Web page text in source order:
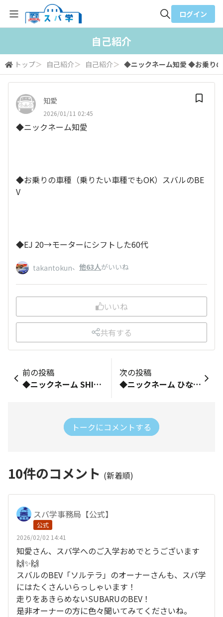
検索
ログイン
自己紹介
トップ＞ 自己紹介＞ 自己紹介＞ ◆ニックネーム知愛 ◆お乗り
知愛
2026/01/11 02:45
◆ニックネーム知愛
◆お乗りの車種（乗りたい車種でもOK）スバルのBE
V
◆EJ 20→モーターにシフトした60代
takantokun、 他63人がいいね
いいね
共有する
前の投稿
◆ニックネーム SHIRAKAWA ◆お乗りの車種（乗りたい車種でもOK） レイバック サンルーフバイザーを付けている車には出会った事がない。サンルーフからして見かけ無い。 ◆ご自由に自己紹介をどうぞ！ スバリスト歴46年 レオーネ1.6スイングバック レオーネ1.8セダンGT 2 レガシィ2000GT レガシィB4RSK レガシィB4 レガシィB4
次の投稿
◆ニックネーム ひなるりロッキロン ◆お乗りの車種（乗りたい車種でもOK） レヴォーグVN5 GT-H EX ◆ご自由に自己紹介をどうぞ！
トークにコメントする
10件のコメント (新着順)
スバ学事務局【公式】
公式
2026/02/02 14:41
知愛さん、スバ学へのご入学おめでとうございます
🙌✨🙌
スバルのBEV「ソルテラ」のオーナーさんも、スバ学
にはたくさんいらっしゃいます！
走りをあきらめないSUBARUのBEV！
是非オーナーの方に色々聞いてみてくださいね。